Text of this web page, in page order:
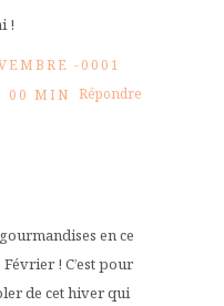
!
-0001
00 MIN Répondre
en ce
! C’est pour
de cet hiver qui